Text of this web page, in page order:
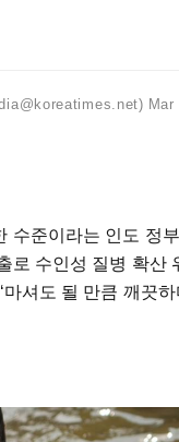
수준이라는 인도 정
로 수인성 질병 확산
셔도 될 만큼 깨끗하